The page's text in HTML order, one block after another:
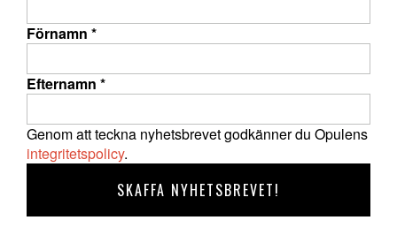
Förnamn *
Efternamn *
Genom att teckna nyhetsbrevet godkänner du Opulens
integritetspolicy.